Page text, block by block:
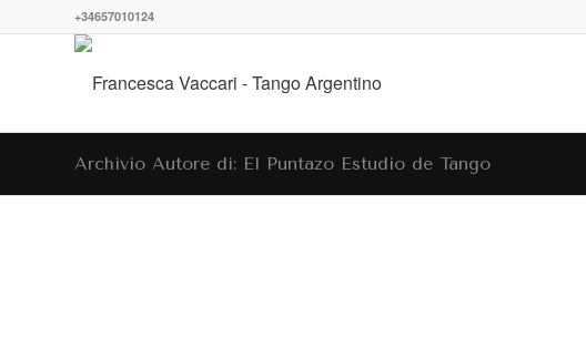
+34657010124
Archivio Autore di: El Puntazo Estudio de Tango